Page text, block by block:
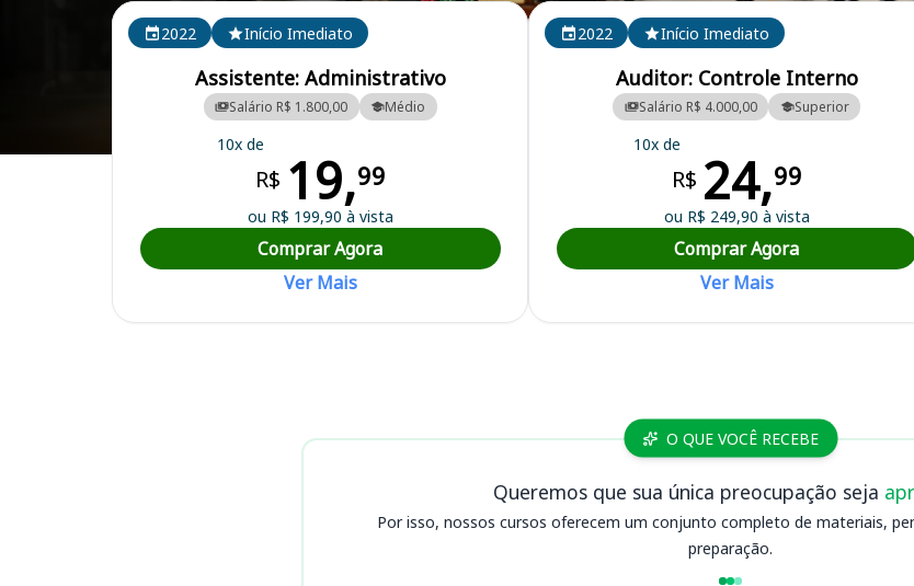
Curso Preparatório para o Concurso Ponta Porã/MS - Prefeitura Municipal
Cursos em destaque para passar no concurso
2022
Início Imediato
Assistente: Administrativo
Salário R$ 1.800,00 Médio
10x de
R$ 19,99
ou R$ 199,90 à vista
Comprar Agora
Ver Mais
2022 Início Imediato
Auditor: Controle Interno
Salário R$ 4.000,00 Superior
10x de
R$ 24,99
ou R$ 249,90 à vista
Comprar Agora
Ver Mais
O QUE VOCÊ RECEBE
Queremos que sua única preocupação seja
Por isso, nossos cursos oferecem um conjunto completo de materiais,
preparação.